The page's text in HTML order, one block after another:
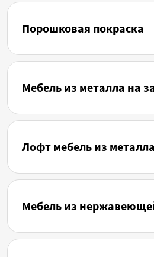
Порошковая покраска
Мебель из металла на
Лофт мебель из металла
Мебель из